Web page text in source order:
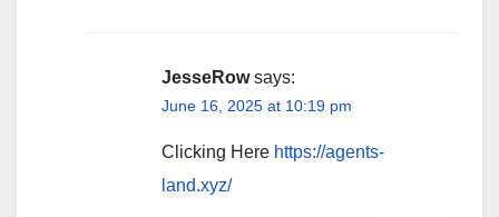
JesseRow says:
June 16, 2025 at 10:19 pm
Clicking Here https://agents-
land.xyz/